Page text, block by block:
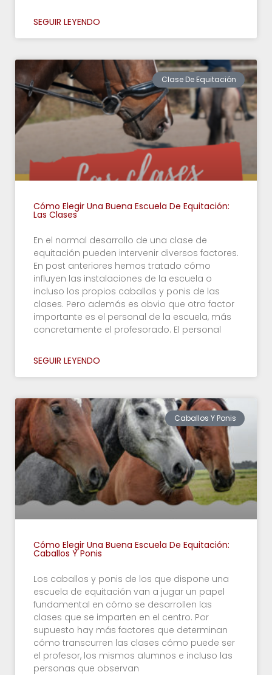
SEGUIR LEYENDO
Clase De Equitación
Cómo Elegir Una Buena Escuela De Equitación:
Las Clases
En el normal desarrollo de una clase de
equitación pueden intervenir diversos factores.
En post anteriores hemos tratado cómo
influyen las instalaciones de la escuela o
incluso los propios caballos y ponis de las
clases. Pero además es obvio que otro factor
importante es el personal de la escuela, más
concretamente el profesorado. El personal
SEGUIR LEYENDO
Caballos Y Ponis
Cómo Elegir Una Buena Escuela De Equitación:
Caballos Y Ponis
Los caballos y ponis de los que dispone una
escuela de equitación van a jugar un papel
fundamental en cómo se desarrollen las
clases que se imparten en el centro. Por
supuesto hay más factores que determinan
cómo transcurren las clases cómo puede ser
el profesor, los mismos alumnos e incluso las
personas que observan